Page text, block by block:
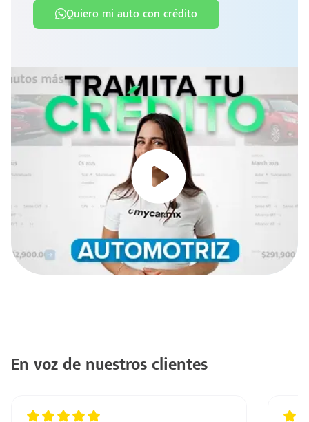
Quiero mi auto con crédito
En voz de nuestros clientes